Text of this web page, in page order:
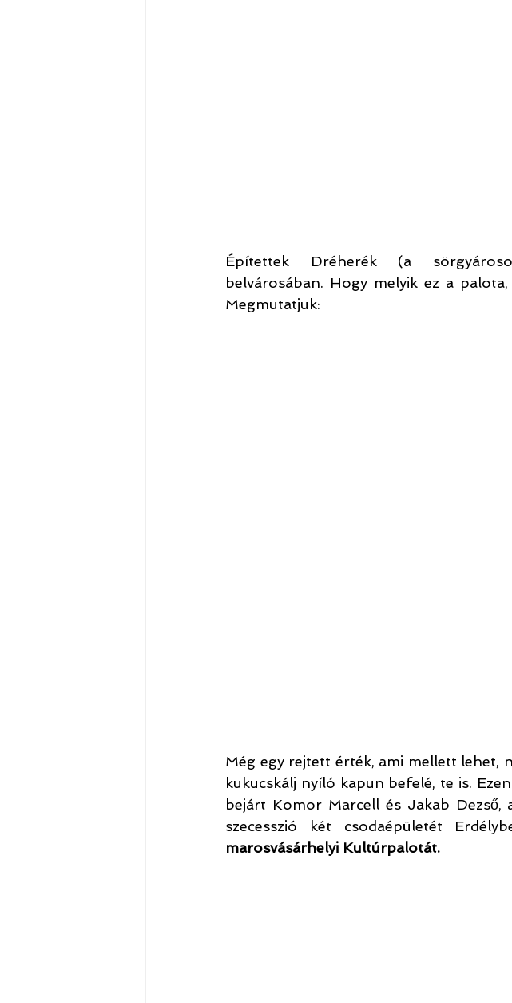
Építettek Dréherék (a
belvárosában. Hogy melyik ez a
Megmutatjuk:
Még egy rejtett érték, ami mellett lehet,
kukucskálj nyíló kapun befelé, te is.
bejárt Komor Marcell és Jakab
szecesszió két csodaépületét
marosvásárhelyi Kultúrpalotát.